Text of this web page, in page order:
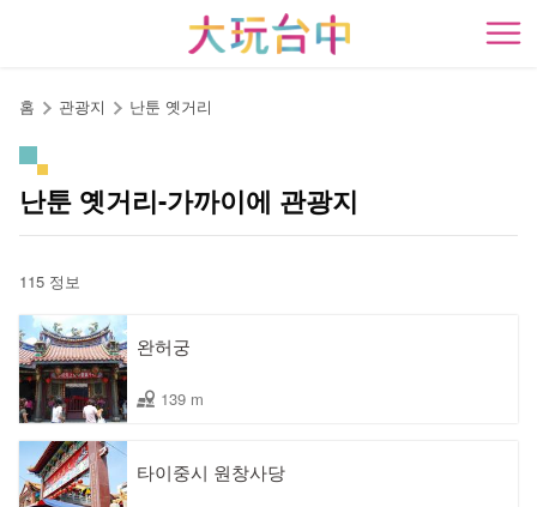
開
홈 관광지 난툰 옛거리
난툰 옛거리-가까이에 관광지
115 정보
완허궁
139 m
타이중시 원창사당